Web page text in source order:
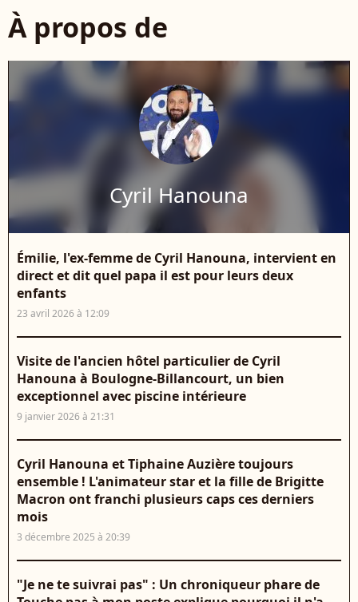
À propos de
Cyril Hanouna
Émilie, l'ex-femme de Cyril Hanouna, intervient en
direct et dit quel papa il est pour leurs deux
enfants
23 avril 2026 à 12:09
Visite de l'ancien hôtel particulier de Cyril
Hanouna à Boulogne-Billancourt, un bien
exceptionnel avec piscine intérieure
9 janvier 2026 à 21:31
Cyril Hanouna et Tiphaine Auzière toujours
ensemble ! L'animateur star et la fille de Brigitte
Macron ont franchi plusieurs caps ces derniers
mois
3 décembre 2025 à 20:39
"Je ne te suivrai pas" : Un chroniqueur phare de